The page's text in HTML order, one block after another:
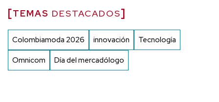
TEMAS DESTACADOS
Colombiamoda 2026 innovación Tecnología
Omnicom Día del mercadólogo